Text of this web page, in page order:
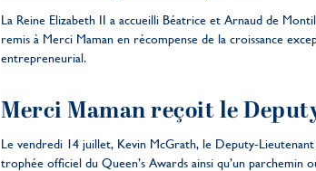
La Reine Elizabeth II a accueilli Béatrice et Arnaud de
remis à Merci Maman en récompense de la croissance
entrepreneurial.
Merci Maman reçoit le
Le vendredi 14 juillet, Kevin McGrath, le Deputy-
trophée officiel du Queen’s Awards ainsi qu’un parchemin